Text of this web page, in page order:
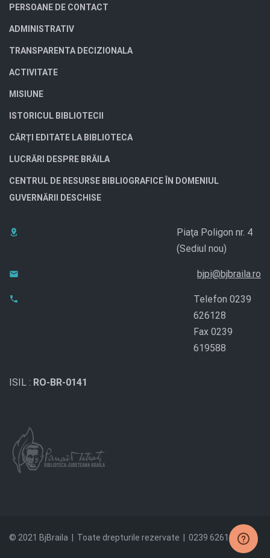
PERSOANE DE CONTACT
ADMINISTRATIV
TRANSPARENTA DECIZIONALA
ACTIVITATE
MISIUNE
ISTORICUL BIBLIOTECII
CĂRȚI EDITATE LA BIBLIOTECA
LUCRĂRI DESPRE BRĂILA
CENTRUL DE RESURSE BIBLIOGRAFICE ÎN DOMENIUL
GUVERNĂRII DESCHISE
Piaţa Poligon nr. 4
(Sediul nou)
bjpi@bjbraila.ro
Telefon 0239
626128
Fax 0239
619588
ISIL : RO-BR-0141
© 2021 BjBraila | Toate drepturile rezervate | 0239 626128